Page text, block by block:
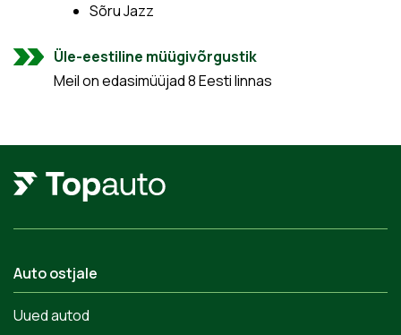
Sõru Jazz
Üle-eestiline müügivõrgustik
Meil on edasimüüjad 8 Eesti linnas
Auto ostjale
Uued autod